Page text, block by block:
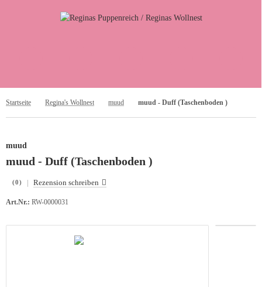
Startseite Regina's Wollnest muud muud - Duff (Taschenboden )
muud
muud - Duff (Taschenboden )
(0) | Rezension schreiben
Art.Nr.: RW-0000031